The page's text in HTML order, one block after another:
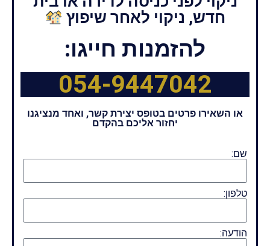
חדש, ניקוי לאחר שיפוץ
להזמנות חייגו:
054-9447042
או השאירו פרטים בטופס יצירת קשר, ואחד מנציגנו
יחזור אליכם בהקדם
שם:
טלפון:
הודעה: